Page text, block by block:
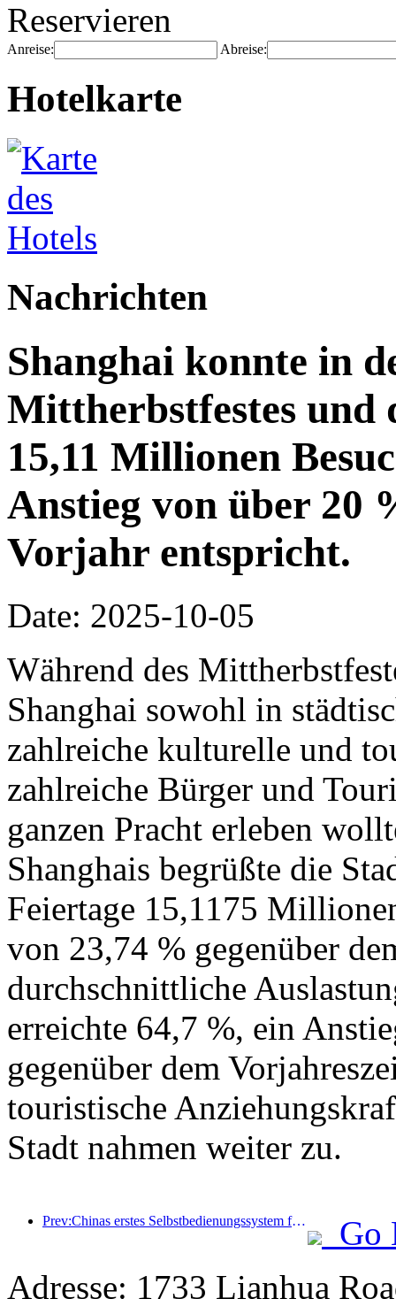
Reservieren
Anreise: Abreise:
Hotelkarte
Nachrichten
Shanghai konnte in
Mittherbstfestes und
15,11 Millionen
Anstieg von über 20
Vorjahr entspricht.
Date: 2025-10-05
Während des
Shanghai sowohl in
zahlreiche kulturelle und
zahlreiche Bürger und
ganzen Pracht erleben
Shanghais begrüßte die
Feiertage 15,1175
von 23,74 % gegenüber
durchschnittliche
erreichte 64,7 %, ein
gegenüber dem
touristische
Stadt nahmen weiter zu.
Prev:Chinas erstes Selbstbedienungssystem für Kultur und Tourismus für ausländische Touristen in Shanghai eröffnet
Go
Adresse: 1733 Lianhua